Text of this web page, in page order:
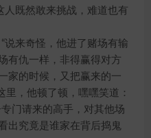
既然敢来挑战，难道也有
来奇怪，他进了赌场有输
有仇一样，非得赢得对方
家的时候，又把赢来的一
，他顿了顿，嘿嘿笑道：
门请来的高手，对其他场
出究竟是谁家在背后捣鬼